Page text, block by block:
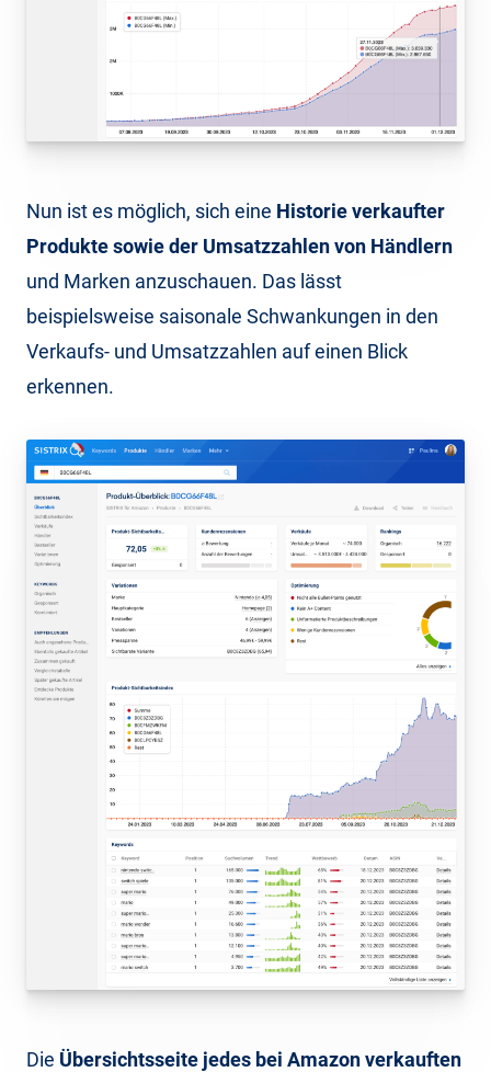
Nun ist es möglich, sich eine Historie verkaufter
Produkte sowie der Umsatzzahlen von Händlern
und Marken anzuschauen. Das lässt
beispielsweise saisonale Schwankungen in den
Verkaufs- und Umsatzzahlen auf einen Blick
erkennen.
Die Übersichtsseite jedes bei Amazon verkauften